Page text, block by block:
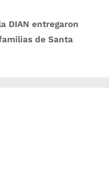
DIAN entregaron
de Santa